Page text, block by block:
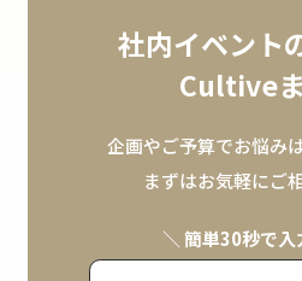
社内イベント
Cultiveま
企画やご予算でお悩み
まずはお気軽にご
＼ 簡単30秒で入